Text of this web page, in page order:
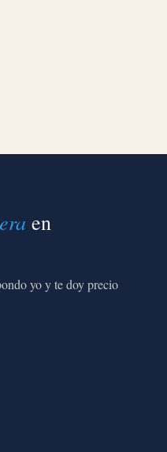
en
yo y te doy precio